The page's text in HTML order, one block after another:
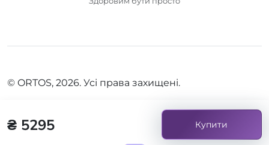
₴ 5295 Купити
© ORTOS, 2026. Усі права захищені.